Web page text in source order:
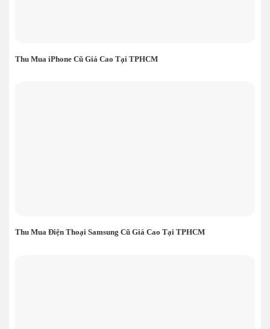
Thu Mua iPhone Cũ Giá Cao Tại TPHCM
Thu Mua Điện Thoại Samsung Cũ Giá Cao Tại TPHCM